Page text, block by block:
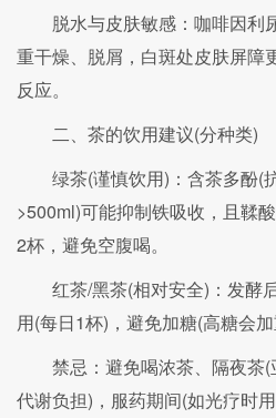
脱水与皮肤敏感：咖啡因利
重干燥、脱屑，白斑处皮肤屏障
反应。
二、茶的饮用建议(分种类)
绿茶(谨慎饮用)：含茶多酚(
>500ml)可能抑制铁吸收，且鞣
2杯，避免空腹喝。
红茶/黑茶(相对安全)：发酵
用(每日1杯)，避免加糖(高糖会加
禁忌：避免喝浓茶、隔夜茶(
代谢负担)，服药期间(如光疗时